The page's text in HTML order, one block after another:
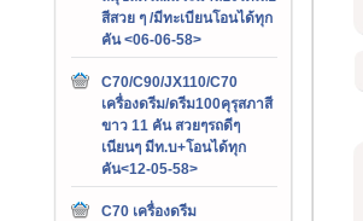
สีสวย ๆ /มีทะเบียนโอนได้ทุก
คัน <06-06-58>
C70/C90/JX110/C70
เครื่องดรีม/ดรีม100คุรุสภาสี
ขาว 11 คัน สวยๆรถดีๆ
เนียนๆ มีท.บ+โอนได้ทุก
คัน<12-05-58>
C70 เครื่องดรีม